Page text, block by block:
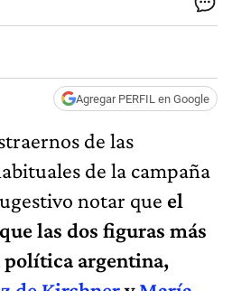
Agregar PERFIL en Google
de las
de la campaña
notar que el
las dos figuras más
política argentina,